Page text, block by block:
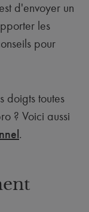
d'envoyer un
les
pour
doigts toutes
? Voici aussi
.